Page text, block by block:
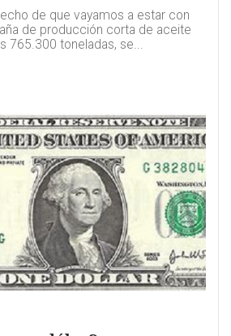
de que vayamos a estar con
de producción corta de aceite
765.300 toneladas, se...